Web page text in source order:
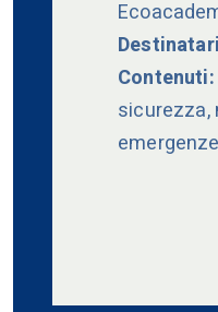
Contenuti:
sicurezza,